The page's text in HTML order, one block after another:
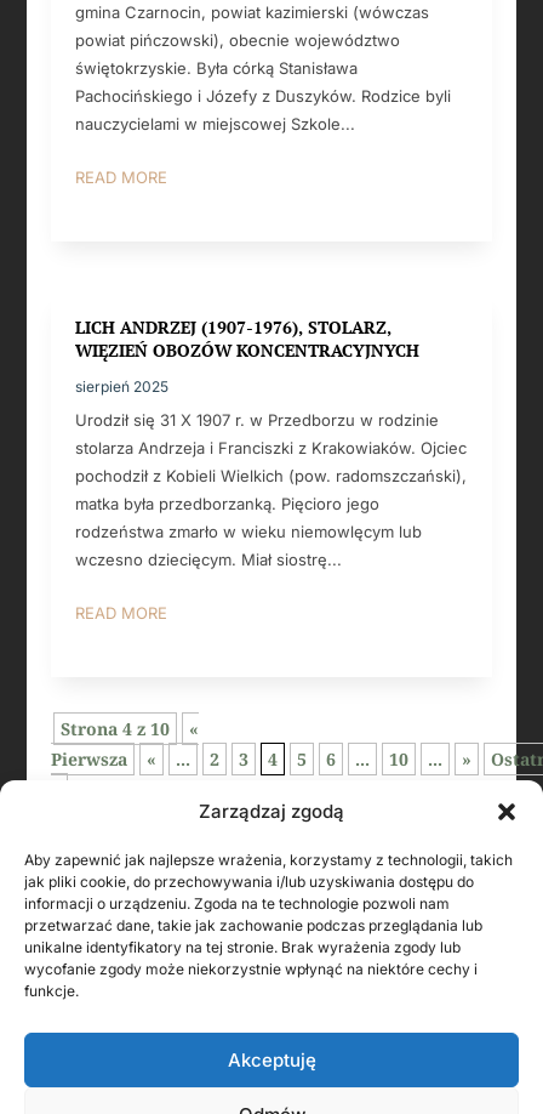
Zarządzaj zgodą
Aby zapewnić jak najlepsze wrażenia, korzystamy z technologii, takich
jak pliki cookie, do przechowywania i/lub uzyskiwania dostępu do
informacji o urządzeniu. Zgoda na te technologie pozwoli nam
przetwarzać dane, takie jak zachowanie podczas przeglądania lub
unikalne identyfikatory na tej stronie. Brak wyrażenia zgody lub
wycofanie zgody może niekorzystnie wpłynąć na niektóre cechy i
funkcje.
Akceptuję
gmina Czarnocin, powiat kazimierski (wówczas
powiat pińczowski), obecnie województwo
świętokrzyskie. Była córką Stanisława
Pachocińskiego i Józefy z Duszyków. Rodzice byli
nauczycielami w miejscowej Szkole...
READ MORE
LICH ANDRZEJ (1907-1976), STOLARZ,
WIĘZIEŃ OBOZÓW KONCENTRACYJNYCH
sierpień 2025
Urodził się 31 X 1907 r. w Przedborzu w rodzinie
stolarza Andrzeja i Franciszki z Krakowiaków. Ojciec
pochodził z Kobieli Wielkich (pow. radomszczański),
matka była przedborzanką. Pięcioro jego
rodzeństwa zmarło w wieku niemowlęcym lub
wczesno dziecięcym. Miał siostrę...
READ MORE
Strona 4 z 10
«
Pierwsza
« ... 2 3 4 5 6 ... 10 ... »